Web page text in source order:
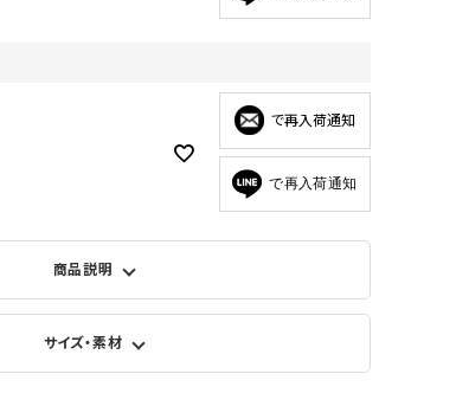
で再入荷通知
で再入荷通知
商品説明
サイズ・素材